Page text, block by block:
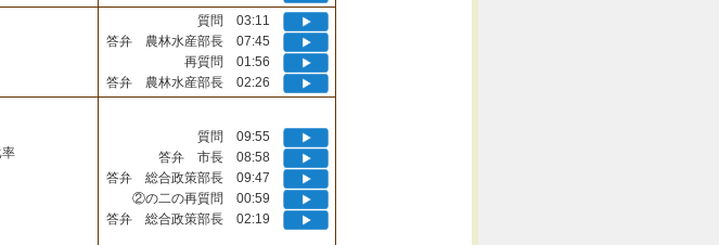
質問 03:11
答弁 農林水産部長 07:45
再質問 01:56
答弁 農林水産部長 02:26
質問 09:55
答弁 市長 08:58
答弁 総合政策部長 09:47
②の二の再質問 00:59
答弁 総合政策部長 02:19